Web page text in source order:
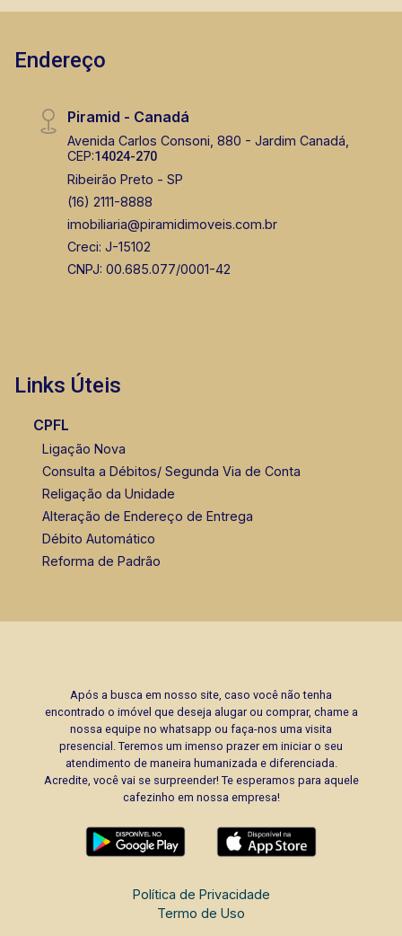
Endereço
Piramid - Canadá
Avenida Carlos Consoni, 880 - Jardim Canadá,
CEP:14024-270
Ribeirão Preto - SP
(16) 2111-8888
imobiliaria@piramidimoveis.com.br
Creci: J-15102
CNPJ: 00.685.077/0001-42
Links Úteis
CPFL
Ligação Nova
Consulta a Débitos/ Segunda Via de Conta
Religação da Unidade
Alteração de Endereço de Entrega
Débito Automático
Reforma de Padrão
Após a busca em nosso site, caso você não tenha
encontrado o imóvel que deseja alugar ou comprar, chame a
nossa equipe no whatsapp ou faça-nos uma visita
presencial. Teremos um imenso prazer em iniciar o seu
atendimento de maneira humanizada e diferenciada.
Acredite, você vai se surpreender! Te esperamos para aquele
cafezinho em nossa empresa!
Política de Privacidade
Termo de Uso